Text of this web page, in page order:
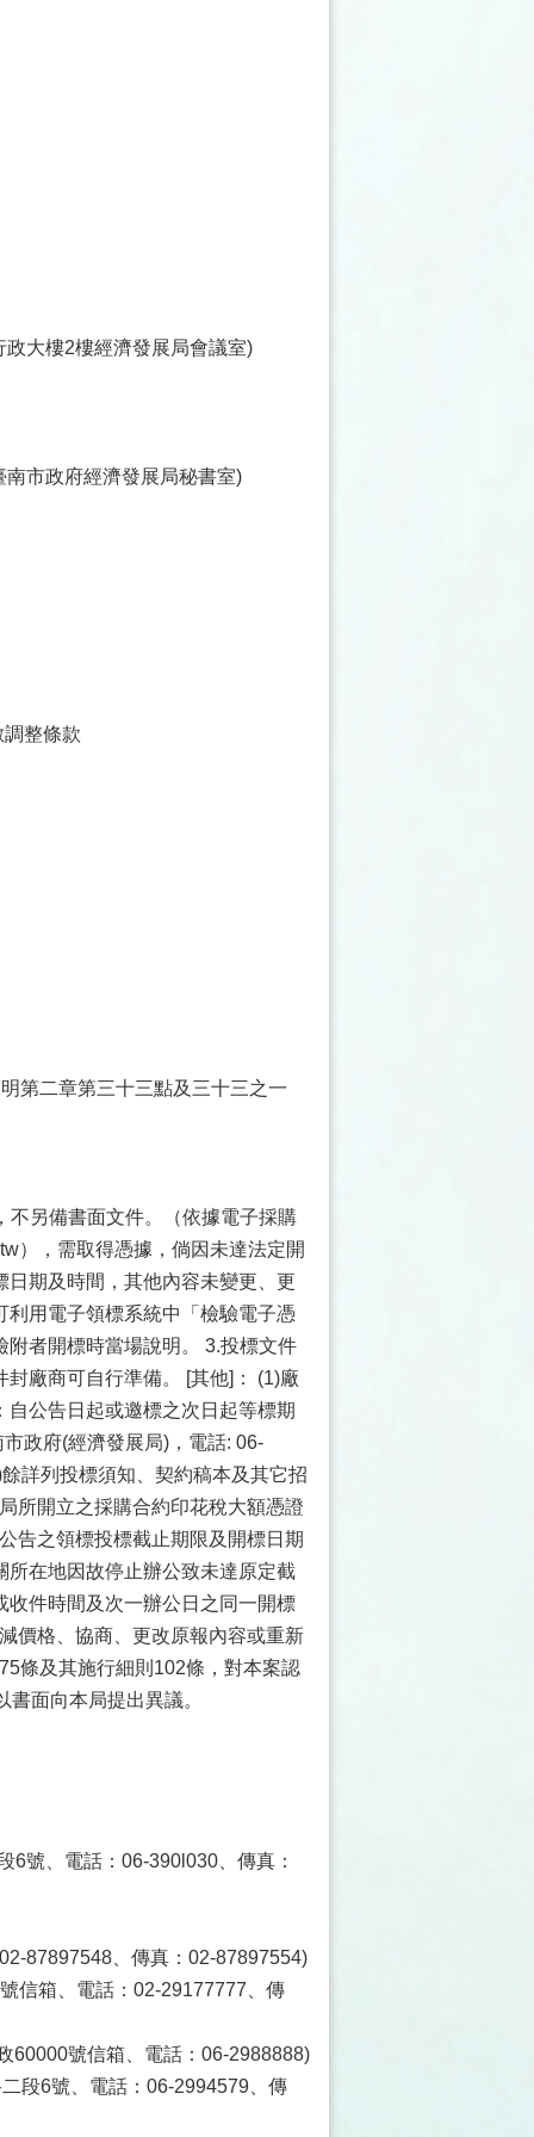
大樓2樓經濟發展局會議室)
市政府經濟發展局秘書室)
整條款
第二章第三十三點及三十三之一
不另備書面文件。（依據電子採購
），需取得憑據，倘因未達法定開
期及時間，其他內容未變更、更
用電子領標系統中「檢驗電子憑
者開標時當場說明。 3.投標文件
廠商可自行準備。 [其他]： (1)廠
公告日起或邀標之次日起等標期
政府(經濟發展局)，電話: 06-
詳列投標須知、契約稿本及其它招
所開立之採購合約印花稅大額憑證
告之領標投標截止期限及開標日期
在地因故停止辦公致未達原定截
件時間及次一辦公日之同一開標
價格、協商、更改原報內容或重新
條及其施行細則102條，對本案認
面向本局提出異議。
6號、電話：06-390l030、傳真：
87897548、傳真：02-87897554)
信箱、電話：02-29177777、傳
60000號信箱、電話：06-2988888)
段6號、電話：06-2994579、傳